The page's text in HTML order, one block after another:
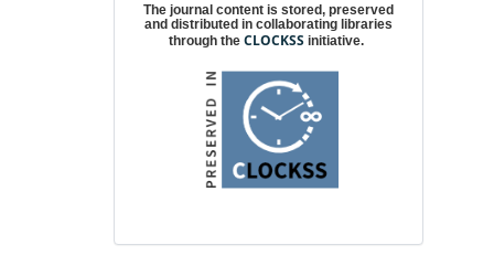
The journal content is stored, preserved
and distributed in collaborating libraries
through theCLOCKSS initiative.